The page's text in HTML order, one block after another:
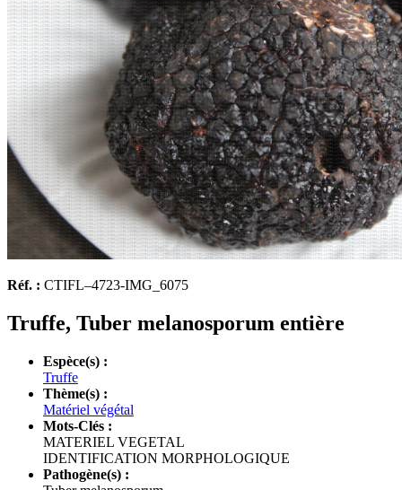
Réf. : CTIFL–4723-IMG_6075
Truffe, Tuber melanosporum entière
Espèce(s) :
Truffe
Thème(s) :
Matériel végétal
Mots-Clés :
MATERIEL VEGETAL
IDENTIFICATION MORPHOLOGIQUE
Pathogène(s) :